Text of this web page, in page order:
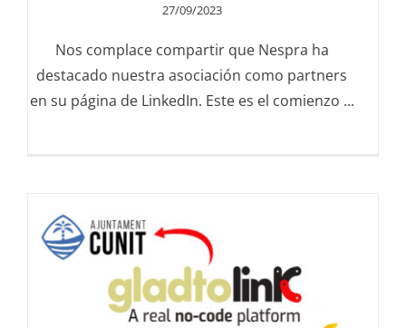
27/09/2023
Nos complace compartir que Nespra ha
destacado nuestra asociación como partners
en su página de LinkedIn. Este es el comienzo ...